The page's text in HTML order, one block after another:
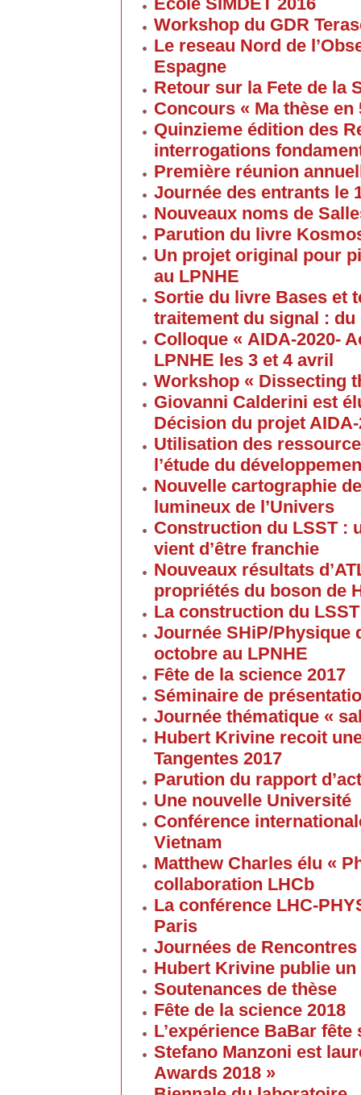
Workshop du GDR
Le reseau Nord de
Espagne
Retour sur la Fete de la
Concours « Ma thèse
Quinzieme édition des
interrogations
Première réunion
Journée des entrants le
Nouveaux noms de
Parution du livre
Un projet original pour
au LPNHE
Sortie du livre Bases et
traitement du signal :
Colloque « AIDA-2020-
LPNHE les 3 et 4 avril
Workshop « Dissecting
Giovanni Calderini est
Décision du projet AIDA-
Utilisation des
l’étude du
Nouvelle cartographie
lumineux de l’Univers
Construction du LSST :
vient d’être franchie
Nouveaux résultats
propriétés du boson de
La construction du
Journée SHiP/Physique
octobre au LPNHE
Fête de la science 2017
Séminaire de
Journée thématique «
Hubert Krivine recoit
Tangentes 2017
Parution du rapport
Une nouvelle Université
Conférence
Vietnam
Matthew Charles élu «
collaboration LHCb
La conférence LHC-
Paris
Journées de
Hubert Krivine publie
Soutenances de thèse
Fête de la science 2018
L’expérience BaBar fête
Stefano Manzoni est
Awards 2018 »